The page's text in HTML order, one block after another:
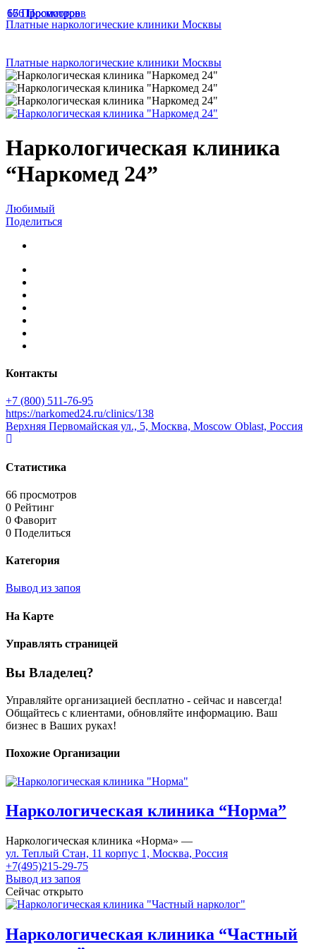
Платные наркологические клиники Москвы
Платные наркологические клиники Москвы
Наркологическая клиника
“Наркомед 24”
Любимый
Поделиться
Контакты
+7 (800) 511-76-95
https://narkomed24.ru/clinics/138
Верхняя Первомайская ул., 5, Москва, Moscow Oblast, Россия
Статистика
66 просмотров
0 Рейтинг
0 Фаворит
0 Поделиться
Категория
Вывод из запоя
На Карте
Управлять страницей
Вы Владелец?
Управляйте организацией бесплатно - сейчас и навсегда!
Общайтесь с клиентами, обновляйте информацию. Ваш
бизнес в Ваших руках!
Похожие Организации
166 Просмотров
Наркологическая клиника “Норма”
Наркологическая клиника «Норма» —
ул. Теплый Стан, 11 корпус 1, Москва, Россия
+7(495)215-29-75
Вывод из запоя
Сейчас открыто
67 Просмотров
Наркологическая клиника “Частный
65 Просмотров